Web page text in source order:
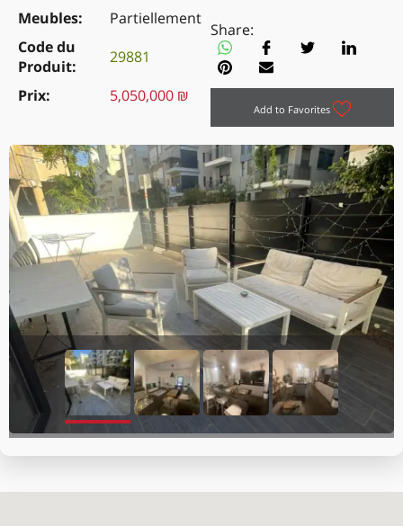
Meubles
Partiellement
Code du
Produit
29881
Prix
5,050,000 ₪
Share:
Add to Favorites